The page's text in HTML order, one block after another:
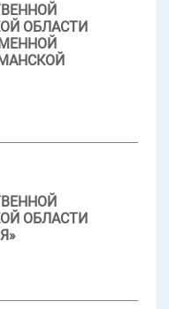
ОБЛАСТИ
ОБЛАСТИ